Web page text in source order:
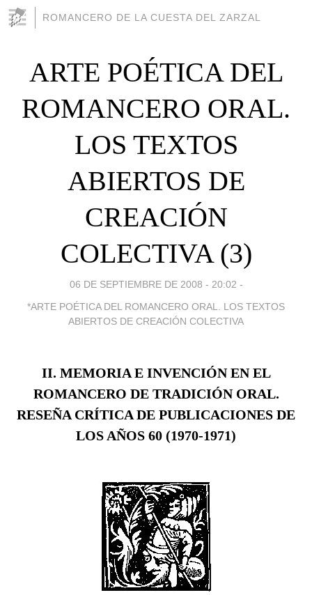
ROMANCERO DE LA CUESTA DEL ZARZAL
ARTE POÉTICA DEL
ROMANCERO ORAL.
LOS TEXTOS
ABIERTOS DE
CREACIÓN
COLECTIVA (3)
06 DE SEPTIEMBRE DE 2008 - 20:02 -
*ARTE POÉTICA DEL ROMANCERO ORAL. LOS TEXTOS
ABIERTOS DE CREACIÓN COLECTIVA
II. MEMORIA E INVENCIÓN EN EL
ROMANCERO DE TRADICIÓN ORAL.
RESEÑA CRÍTICA DE PUBLICACIONES DE
LOS AÑOS 60 (1970-1971)